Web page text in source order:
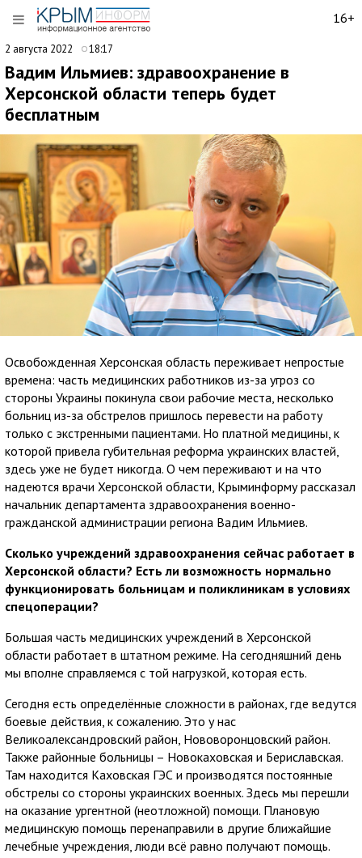
16+
2 августа 2022 18:17
Вадим Ильмиев: здравоохранение в
Херсонской области теперь будет
бесплатным
Освобожденная Херсонская область переживает непростые
времена: часть медицинских работников из-за угроз со
стороны Украины покинула свои рабочие места, несколько
больниц из-за обстрелов пришлось перевести на работу
только с экстренными пациентами. Но платной медицины, к
которой привела губительная реформа украинских властей,
здесь уже не будет никогда. О чем переживают и на что
надеются врачи Херсонской области, Крыминформу рассказал
начальник департамента здравоохранения военно-
гражданской администрации региона Вадим Ильмиев.
Сколько учреждений здравоохранения сейчас работает в
Херсонской области? Есть ли возможность нормально
функционировать больницам и поликлиникам в условиях
спецоперации?
Большая часть медицинских учреждений в Херсонской
области работает в штатном режиме. На сегодняшний день
мы вполне справляемся с той нагрузкой, которая есть.
Сегодня есть определённые сложности в районах, где ведутся
боевые действия, к сожалению. Это у нас
Великоалександровский район, Нововоронцовский район.
Также районные больницы – Новокаховская и Бериславская.
Там находится Каховская ГЭС и производятся постоянные
обстрелы со стороны украинских военных. Здесь мы перешли
на оказание ургентной (неотложной) помощи. Плановую
медицинскую помощь перенаправили в другие ближайшие
лечебные учреждения, люди всё равно получают помощь.